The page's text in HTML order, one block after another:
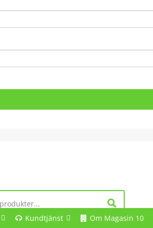
Kundtjänst Om Magasin 10